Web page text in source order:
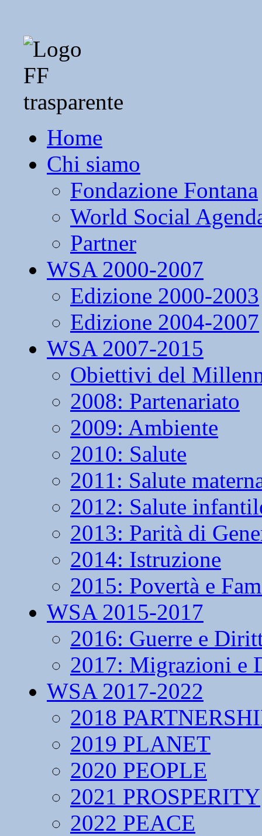
Home
Chi siamo
Fondazione Fontana
World Social
Partner
WSA 2000-2007
Edizione 2000-2003
Edizione 2004-2007
WSA 2007-2015
Obiettivi del
2008: Partenariato
2009: Ambiente
2010: Salute
2011: Salute
2012: Salute
2013: Parità di
2014: Istruzione
2015: Povertà e
WSA 2015-2017
2016: Guerre e
2017: Migrazioni e
WSA 2017-2022
2018
2019 PLANET
2020 PEOPLE
2021 PROSPERITY
2022 PEACE